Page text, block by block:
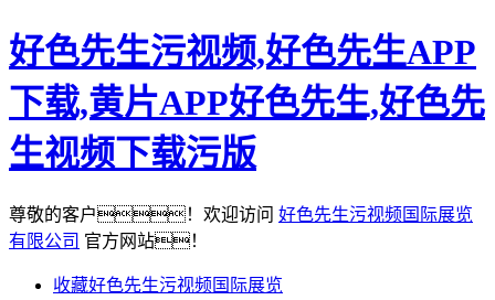
好色先生污视频,好色先生APP
下载,黄片APP好色先生,好色先
生视频下载污版
尊敬的客户！欢迎访问 好色先生污视频国际展览
有限公司 官方网站！
收藏好色先生污视频国际展览